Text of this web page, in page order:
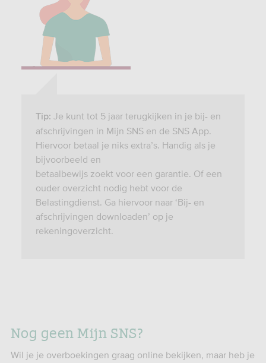
Tip: Je kunt tot 5 jaar terugkijken in je bij- en
afschrijvingen in Mijn SNS en de SNS App.
Hiervoor betaal je niks extra’s. Handig als je
bijvoorbeeld en
betaalbewijs zoekt voor een garantie. Of een
ouder overzicht nodig hebt voor de
Belastingdienst. Ga hiervoor naar ‘Bij- en
afschrijvingen downloaden’ op je
rekeningoverzicht.
Nog geen Mijn SNS?
Wil je je overboekingen graag online bekijken, maar heb je